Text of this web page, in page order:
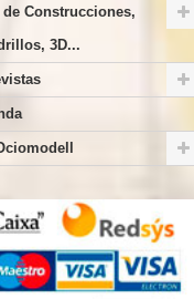
Construcciones,
3D...